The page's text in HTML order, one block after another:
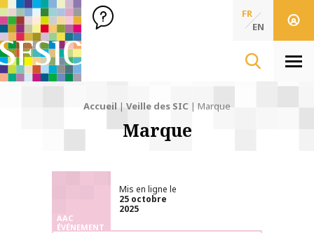
SFSIC Société Française des Sciences de l'Information & de
Société Française des Sciences
de l'Information
FR
EN
Accueil | Veille des SIC | Marque
Marque
AAC
ÉVÉNEMENT
Mis en ligne le
25 octobre
2025